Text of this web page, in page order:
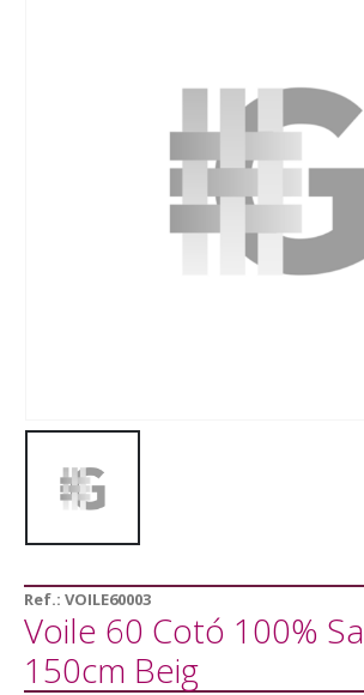
Ref.: VOILE60003
Voile 60 Cotó 100%
150cm Beig